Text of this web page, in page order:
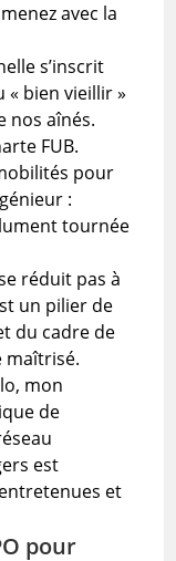
avec la
s’inscrit
bien vieillir »
nos aînés.
FUB.
pour
:
tournée
réduit pas à
un pilier de
du cadre de
maîtrisé.
mon
de
est
et
pour